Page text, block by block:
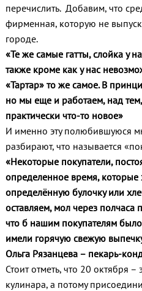
перечислить. Добавим, что
фирменная, которую не
городе.
«Те же самые гатты, слойка у
также кроме как у нас
«Тартар» то же самое. В
но мы еще и работаем, над
практически что-то новое»
И именно эту полюбившуюся
разбирают, что называется
«Некоторые покупатели,
определенное время, которые
определённую булочку или
оставляем, мол через полчаса
что б нашим покупателям
имели горячую свежую
Ольга Рязанцева – пекарь-
Стоит отметь, что 20 октября
кулинара, а потому